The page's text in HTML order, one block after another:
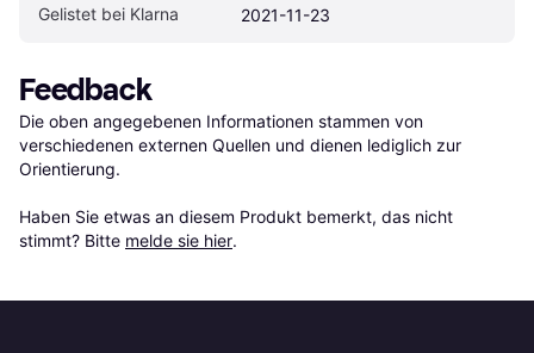
Gelistet bei Klarna 2021-11-23
Feedback
Die oben angegebenen Informationen stammen von
verschiedenen externen Quellen und dienen lediglich zur
Orientierung.
Haben Sie etwas an diesem Produkt bemerkt, das nicht
stimmt? Bitte melde sie hier.